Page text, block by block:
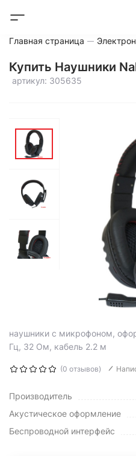
Главная страница
Купить Наушники
артикул: 305635
наушники с микрофоном,
Гц, 32 Ом, кабель 2.2 м
(0 отзывов)
Производитель
Акустическое оформление
Беспроводной интерфейс